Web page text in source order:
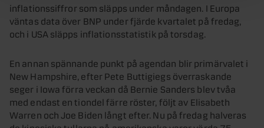
inflationssiffror som släpps under måndagen. I Europa
väntas data över BNP under fjärde kvartalet på fredag,
och i USA släpps inflationsstatistik på torsdag.
En annan spännande punkt på agendan blir primärvalet i
New Hampshire, efter Pete Buttigiegs överraskande
seger i Iowa förra veckan då Bernie Sanders blev tvåa
med endast en tiondel färre röster, följt av Elisabeth
Warren och Joe Biden långt efter. Nu på fredag halveras